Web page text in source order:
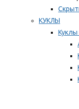
КУКЛЫ
Куклы